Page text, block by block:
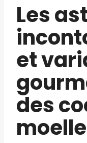
Les
et
des